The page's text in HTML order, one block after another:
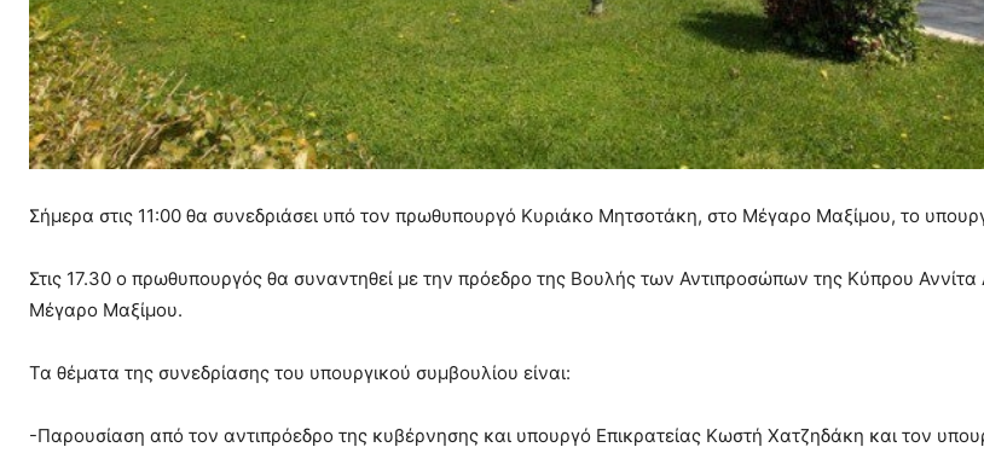
Σήμερα στις 11:00 θα συνεδριάσει υπό τον πρωθυπουργό Κυριάκο Μητσοτάκη, στο Μέγαρο Μαξίμου, το
Στις 17.30 ο πρωθυπουργός θα συναντηθεί με την πρόεδρο της Βουλής των Αντιπροσώπων της Κύπρου Αννίτα
Μέγαρο Μαξίμου.
Τα θέματα της συνεδρίασης του υπουργικού συμβουλίου είναι:
-Παρουσίαση από τον αντιπρόεδρο της κυβέρνησης και υπουργό Επικρατείας Κωστή Χατζηδάκη και τον